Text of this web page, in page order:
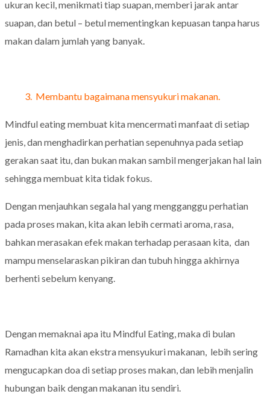
ukuran kecil, menikmati tiap suapan, memberi jarak antar
suapan, dan betul – betul mementingkan kepuasan tanpa harus
makan dalam jumlah yang banyak.
3. Membantu bagaimana mensyukuri makanan.
Mindful eating membuat kita mencermati manfaat di setiap
jenis, dan menghadirkan perhatian sepenuhnya pada setiap
gerakan saat itu, dan bukan makan sambil mengerjakan hal lain
sehingga membuat kita tidak fokus.
Dengan menjauhkan segala hal yang mengganggu perhatian
pada proses makan, kita akan lebih cermati aroma, rasa,
bahkan merasakan efek makan terhadap perasaan kita, dan
mampu menselaraskan pikiran dan tubuh hingga akhirnya
berhenti sebelum kenyang.
Dengan memaknai apa itu Mindful Eating, maka di bulan
Ramadhan kita akan ekstra mensyukuri makanan, lebih sering
mengucapkan doa di setiap proses makan, dan lebih menjalin
hubungan baik dengan makanan itu sendiri.